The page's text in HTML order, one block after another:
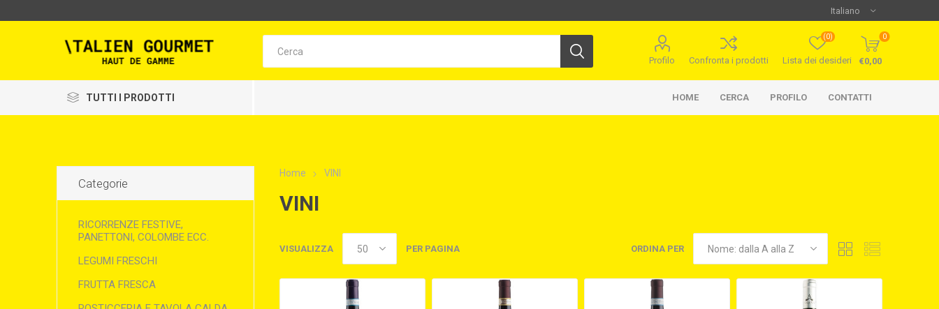
Profilo Confronta i prodotti Lista dei desideri
(0) 0
€0,00
TUTTI I PRODOTTI HOME CERCA PROFILO CONTATTI
Home VINI
VINI
ORDINA PER
VISUALIZZA PER PAGINA
Categorie
RICORRENZE FESTIVE,
PANETTONI, COLOMBE ECC.
LEGUMI FRESCHI
FRUTTA FRESCA